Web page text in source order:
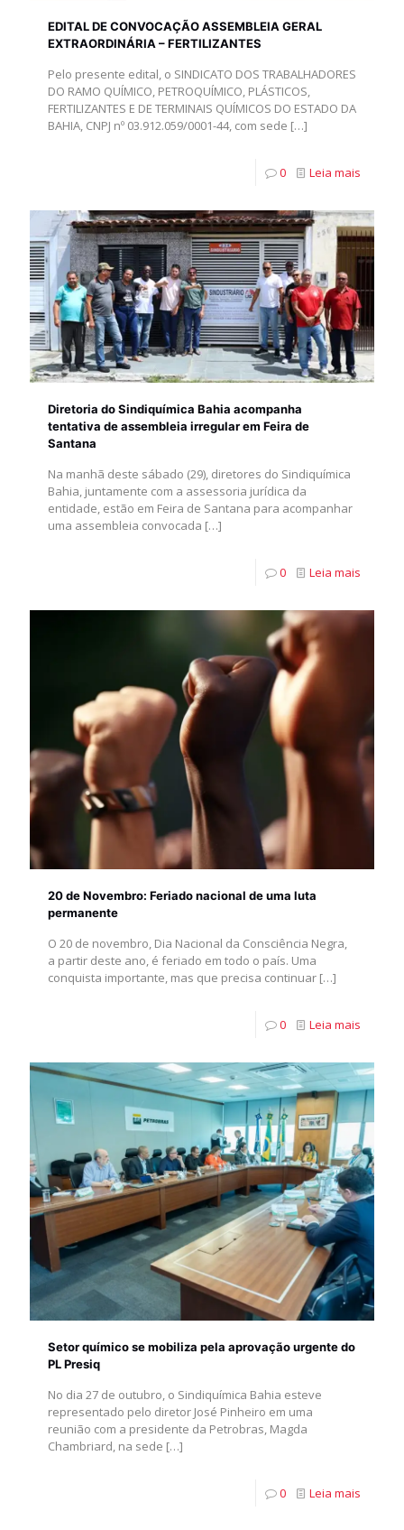
EDITAL DE CONVOCAÇÃO ASSEMBLEIA GERAL
EXTRAORDINÁRIA – FERTILIZANTES
Pelo presente edital, o SINDICATO DOS TRABALHADORES
DO RAMO QUÍMICO, PETROQUÍMICO, PLÁSTICOS,
FERTILIZANTES E DE TERMINAIS QUÍMICOS DO ESTADO DA
BAHIA, CNPJ nº 03.912.059/0001-44, com sede […]
0 Leia mais
Diretoria do Sindiquímica Bahia acompanha
tentativa de assembleia irregular em Feira de
Santana
Na manhã deste sábado (29), diretores do Sindiquímica
Bahia, juntamente com a assessoria jurídica da
entidade, estão em Feira de Santana para acompanhar
uma assembleia convocada […]
0 Leia mais
20 de Novembro: Feriado nacional de uma luta
permanente
O 20 de novembro, Dia Nacional da Consciência Negra,
a partir deste ano, é feriado em todo o país. Uma
conquista importante, mas que precisa continuar […]
0 Leia mais
Setor químico se mobiliza pela aprovação urgente do
PL Presiq
No dia 27 de outubro, o Sindiquímica Bahia esteve
representado pelo diretor José Pinheiro em uma
reunião com a presidente da Petrobras, Magda
Chambriard, na sede […]
0 Leia mais